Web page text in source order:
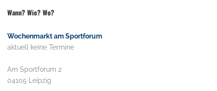
Wann? Wie? Wo?
Wochenmarkt am Sportforum
aktuell keine Termine
Am Sportforum 2
04105 Leipzig